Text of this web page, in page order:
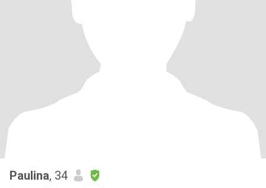
Paulina, 34